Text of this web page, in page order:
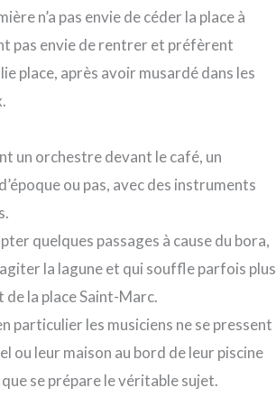
n’a pas envie de céder la place à
pas envie de rentrer et préfèrent
place, après avoir musardé dans les
un orchestre devant le café, un
ou pas, avec des instruments
quelques passages à cause du bora,
la lagune et qui souffle parfois plus
de la place Saint-Marc.
particulier les musiciens ne se pressent
ou leur maison au bord de leur piscine
se prépare le véritable sujet.